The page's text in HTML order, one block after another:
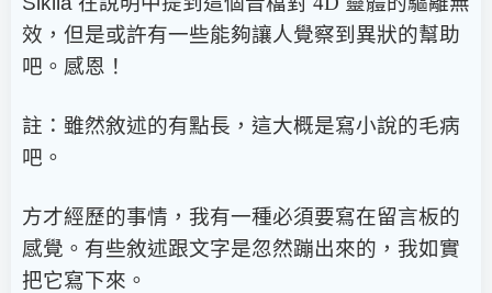
效，但是或許有一些能夠讓人覺察到異狀的幫助
吧。 感恩！
註：雖然敘述的有點長，這大概是寫小說的毛病
吧。
方才經歷的事情，我有一種必須要寫在留言板的
感覺。有些敘述跟文字是忽然蹦出來的，我如實
把它寫下來。